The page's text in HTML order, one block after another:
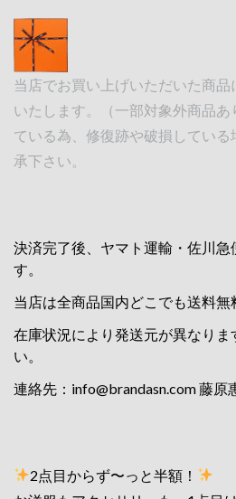
当店でお買い上げいただいた商
いたします。（一部対象外商品
ている為、修復跡や破損している
承下さい。
決済完了後、ヤマト運輸・佐川急
す。
当店は全商品国内どこでも送料無
在庫状況により発送元が異なりま
い。
連絡先： info@brandasn.com藤原
2点目からず〜っと半額！